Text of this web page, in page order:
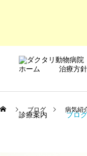
ホーム 治療方針
診療案内 ブログ
ブログ 病気紹